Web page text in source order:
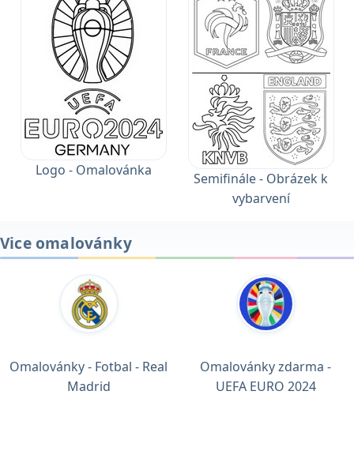
Logo - Omalovánka
Semifinále - Obrázek k
vybarvení
Vice omalovánky
Omalovánky - Fotbal - Real
Madrid
Omalovánky zdarma -
UEFA EURO 2024